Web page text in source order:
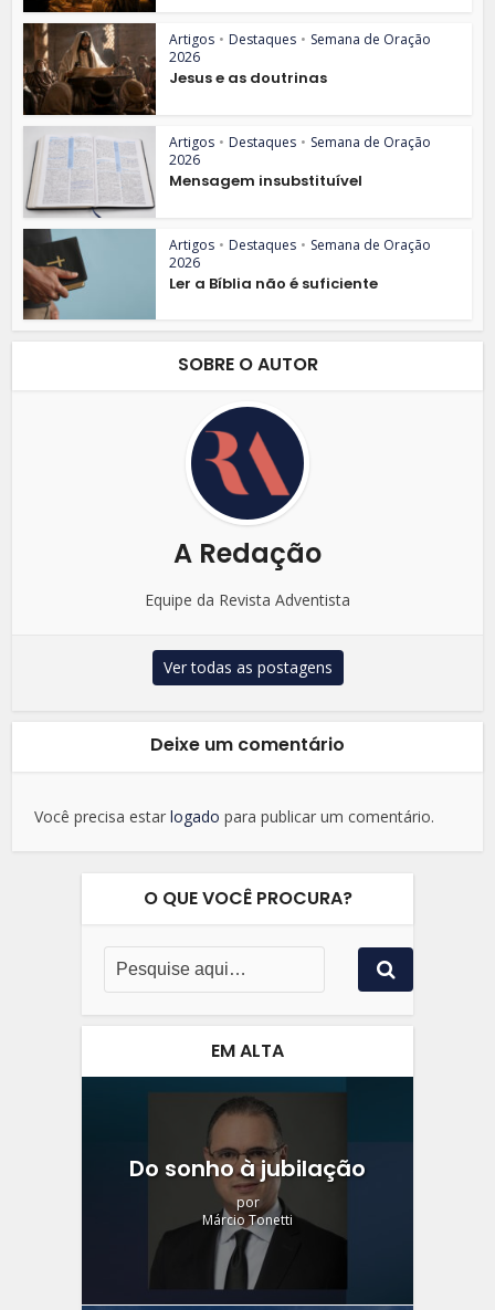
Artigos • Destaques • Semana de Oração
2026
Jesus e as doutrinas
Artigos • Destaques • Semana de Oração
2026
Mensagem insubstituível
Artigos • Destaques • Semana de Oração
2026
Ler a Bíblia não é suficiente
SOBRE O AUTOR
A Redação
Equipe da Revista Adventista
Ver todas as postagens
Deixe um comentário
Você precisa estarlogado para publicar um comentário.
O QUE VOCÊ PROCURA?
EM ALTA
Do sonho à jubilação
por
Márcio Tonetti